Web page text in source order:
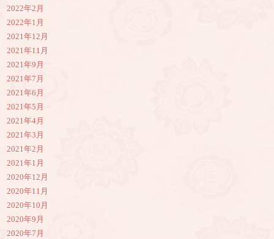
2022年2月
2022年1月
2021年12月
2021年11月
2021年9月
2021年7月
2021年6月
2021年5月
2021年4月
2021年3月
2021年2月
2021年1月
2020年12月
2020年11月
2020年10月
2020年9月
2020年7月